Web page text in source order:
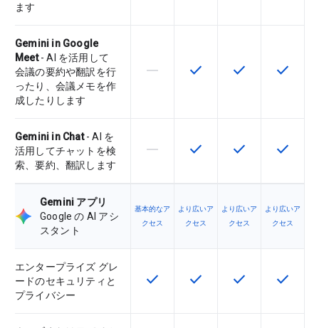
ます
Gemini in Google
Meet- AI を活用して
会議の要約や翻訳を行
ったり、会議メモを作
成したりします
この機能は該当の SKU でサポー
horizontal_rule この機能は該当の SKU
check この機能は該当
check この機
check
Gemini in Chat- AI を
活用してチャットを検
索、要約、翻訳します
この機能は該当の SKU でサポー
horizontal_rule この機能は該当の SKU
check この機能は該当
check この機
check
Gemini アプリ
Google の AI アシ
スタント
基本的なア
クセス
より広いア
クセス
より広いア
クセス
より広いア
クセス
エンタープライズ グレ
ードのセキュリティと
プライバシー
この機能は該当の SKU で利用で
check この機能は該当の SKU
check この機能は該当
check この機
check